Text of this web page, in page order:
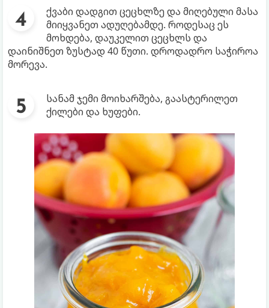
ქვაბი დადგით ცეცხლზე და მიღებული მასა
მიიყვანეთ ადუღებამდე. როდესაც ეს
მოხდება, დაუკელით ცეცხლს და
დაინიშნეთ ზუსტად 40 წუთი. დროდადრო საჭიროა
მორევა.
სანამ ჯემი მოიხარშება, გაასტერილეთ
ქილები და ხუფები.